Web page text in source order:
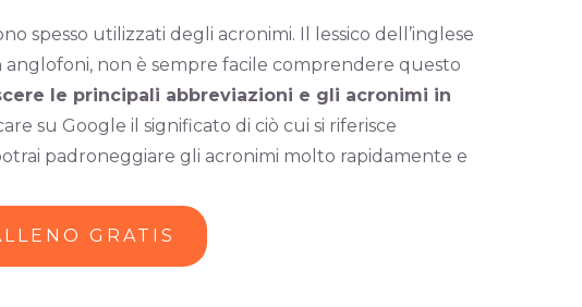
spesso utilizzati degli acronimi. Il lessico dell’inglese
anglofoni, non è sempre facile comprendere questo
le principali abbreviazioni e gli acronimi in
su Google il significato di ciò cui si riferisce
padroneggiare gli acronimi molto rapidamente e
GRATIS